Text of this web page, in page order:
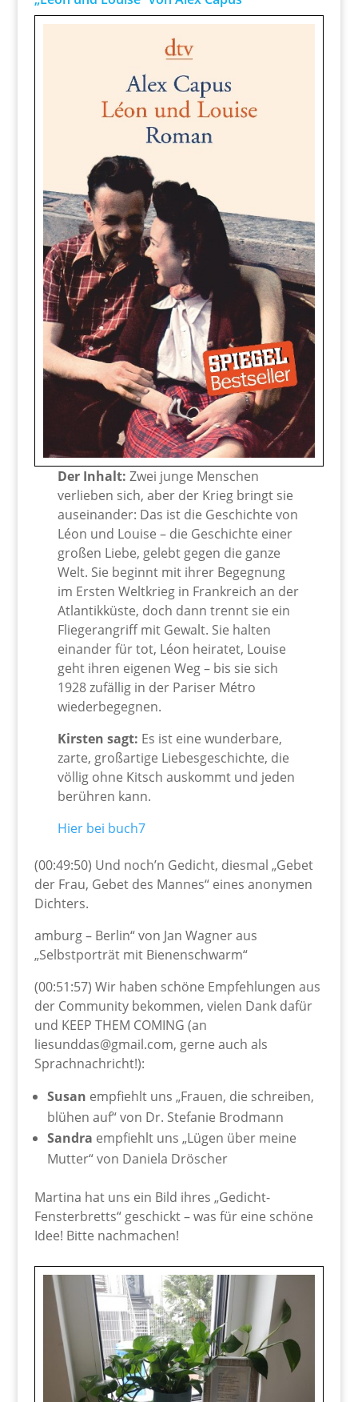
Der Inhalt: Zwei junge Menschen
verlieben sich, aber der Krieg bringt sie
auseinander: Das ist die Geschichte von
Léon und Louise – die Geschichte einer
großen Liebe, gelebt gegen die ganze
Welt. Sie beginnt mit ihrer Begegnung
im Ersten Weltkrieg in Frankreich an der
Atlantikküste, doch dann trennt sie ein
Fliegerangriff mit Gewalt. Sie halten
einander für tot, Léon heiratet, Louise
geht ihren eigenen Weg – bis sie sich
1928 zufällig in der Pariser Métro
wiederbegegnen.
Kirsten sagt: Es ist eine wunderbare,
zarte, großartige Liebesgeschichte, die
völlig ohne Kitsch auskommt und jeden
berühren kann.
Hier bei buch7
(00:49:50) Und noch’n Gedicht, diesmal „Gebet
der Frau, Gebet des Mannes“ eines anonymen
Dichters.
amburg – Berlin“ von Jan Wagner aus
„Selbstporträt mit Bienenschwarm“
(00:51:57) Wir haben schöne Empfehlungen aus
der Community bekommen, vielen Dank dafür
und KEEP THEM COMING (an
liesunddas@gmail.com, gerne auch als
Sprachnachricht!):
Susan empfiehlt uns „Frauen, die schreiben,
blühen auf“ von Dr. Stefanie Brodmann
Sandra empfiehlt uns „Lügen über meine
Mutter“ von Daniela Dröscher
Martina hat uns ein Bild ihres „Gedicht-
Fensterbretts“ geschickt – was für eine schöne
Idee! Bitte nachmachen!